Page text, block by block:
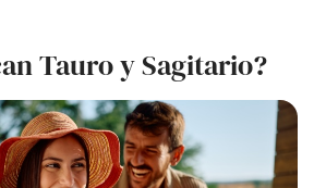
Tauro y Sagitario?